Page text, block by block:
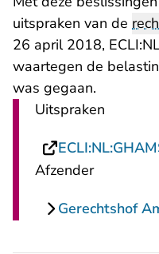
uitspraken van de
26 april 2018,
waartegen de
was gegaan.
Uitspraken
Afzender
Gerechtshof